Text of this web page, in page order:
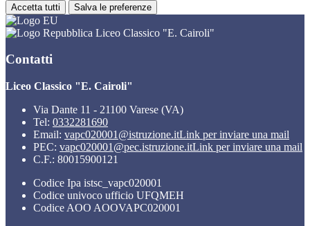
Accetta tutti Salva le preferenze
Liceo Classico "E. Cairoli"
Contatti
Liceo Classico "E. Cairoli"
Via Dante 11 - 21100 Varese (VA)
Tel: 0332281690
Email: vapc020001@istruzione.itLink per inviare una mail
PEC: vapc020001@pec.istruzione.itLink per inviare una mail
C.F.: 80015900121
Codice Ipa istsc_vapc020001
Codice univoco ufficio UFQMEH
Codice AOO AOOVAPC020001